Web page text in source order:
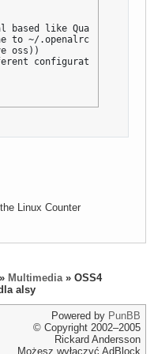
based like Quake4
to ~/.openalrc
oss))
configuration
Linux Counter
» Multimedia » OSS4
alsy
Powered by PunBB
© Copyright 2002–2005
Rickard Andersson
Możesz wyłączyć AdBlock